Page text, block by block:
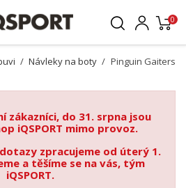
0
Návleky na boty
Pinguin Gaiters
zákazníci, do 31. srpna jsou
iQSPORT mimo provoz.
zpracujeme od úterý 1.
a těšíme se na vás, tým
iQSPORT.